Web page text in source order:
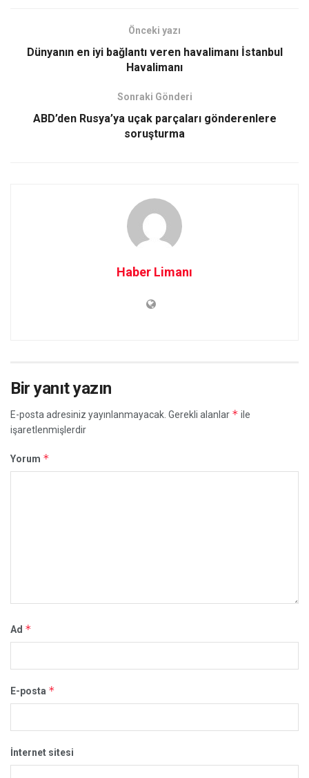
Önceki yazı
Dünyanın en iyi bağlantı veren havalimanı İstanbul
Havalimanı
Sonraki Gönderi
ABD’den Rusya’ya uçak parçaları gönderenlere
soruşturma
Haber Limanı
Bir yanıt yazın
E-posta adresiniz yayınlanmayacak. Gerekli alanlar * ile
işaretlenmişlerdir
Yorum *
Ad *
E-posta *
İnternet sitesi